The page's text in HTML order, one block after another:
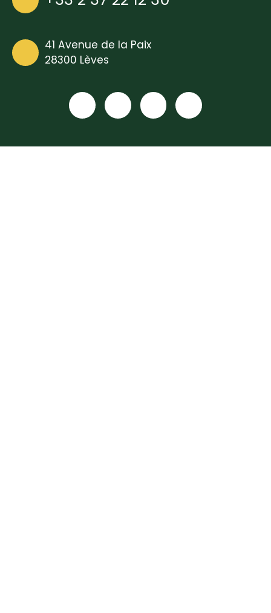
41 Avenue de la Paix
28300 Lèves